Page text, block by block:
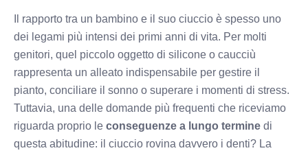
Il rapporto tra un bambino e il suo ciuccio è spesso uno
dei legami più intensi dei primi anni di vita. Per molti
genitori, quel piccolo oggetto di silicone o caucciù
rappresenta un alleato indispensabile per gestire il
pianto, conciliare il sonno o superare i momenti di stress.
Tuttavia, una delle domande più frequenti che riceviamo
riguarda proprio le conseguenze a lungo termine di
questa abitudine: il ciuccio rovina davvero i denti? La